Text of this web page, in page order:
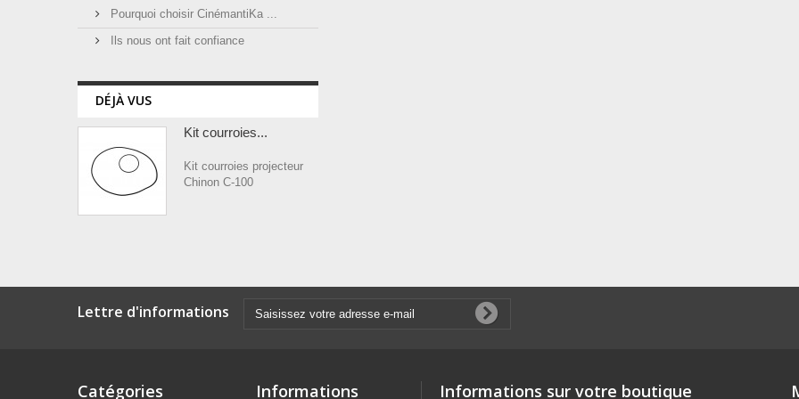
Pourquoi choisir CinémantiKa ...
Ils nous ont fait confiance
DÉJÀ VUS
Kit courroies...
Kit courroies projecteur
Chinon C-100
Lettre d'informations
Catégories Informations Informations sur votre boutique